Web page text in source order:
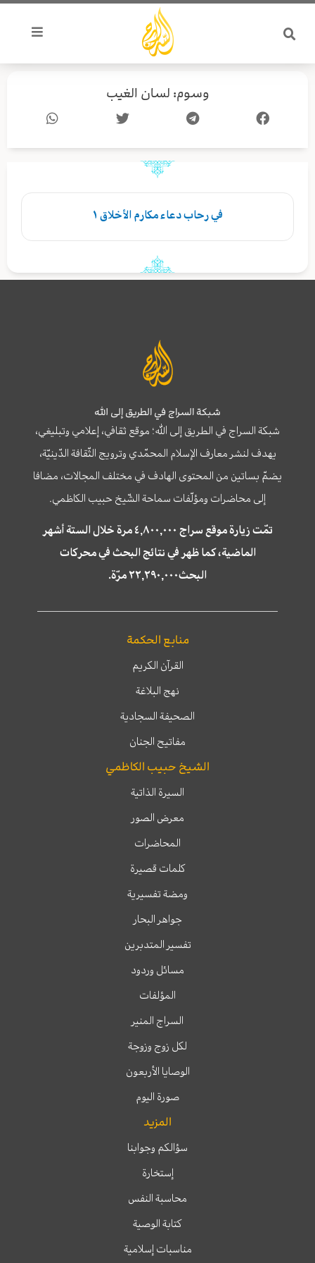
تخطي
المحتوى
وسوم: لسان الغيب
في رحاب دعاء مكارم الأخلاق ١
شبكة السراج في الطريق إلى الله
شبكة السراج في الطريق إلى الله؛ موقع ثقافي، إعلامي وتبليغي،
يهدف لنشر معارف الإسلام المحمّدي وترويج الثّقافة الدّينيّة،
يضمّ بساتين من المحتوى الهادف في مختلف المجالات، مضافا
إلى محاضرات ومؤلّفات سماحة الشّيخ حبيب الكاظمي.
تمّت زيارة موقع سراج ٤,٨٠٠,٠٠٠ مرة خلال الستة أشهر
الماضية، كما ظهر في نتائج البحث في محركات
البحث٢٢,٢٩٠,٠٠٠ مرّة.
منابع الحكمة
القرآن الكريم
نهج البلاغة
الصحيفة السجادية
مفاتيح الجنان
الشيخ حبيب الكاظمي
السيرة الذاتية
معرض الصور
المحاضرات
كلمات قصيرة
ومضة تفسيرية
جواهر البحار
تفسير المتدبرين
مسائل وردود
المؤلفات
السراج المنير
لكل زوج وزوجة
الوصايا الأربعون
صورة اليوم
المزيد
سؤالكم وجوابنا
إستخارة
محاسبة النفس
كتابة الوصية
مناسبات إسلامية